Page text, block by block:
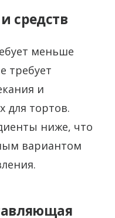
средств
меньше
требует
и
для тортов.
ниже, что
вариантом